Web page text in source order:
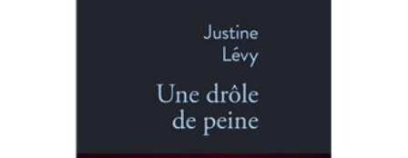
LIRE LA SUITE